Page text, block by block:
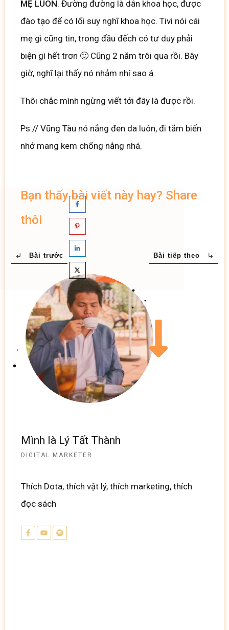
MẸ LUÔN. Đường đường là dân khoa học, được
đào tạo để có lối suy nghĩ khoa học. Tivi nói cái
mẹ gì cũng tin, trong đầu đếch có tư duy phải
biện gì hết trơn 🙂 Cũng 2 năm trôi qua rồi. Bây
giờ, nghĩ lại thấy nó nhảm nhí sao á.
Thôi chắc mình ngừng viết tới đây là được rồi.
Ps:// Vũng Tàu nó nắng đen da luôn, đi tắm biển
nhớ mang kem chống nắng nhá.
Bạn thấy bài viết này hay? Share
thôi
Bài trước Bài tiếp theo
Mình là Lý Tất Thành
DIGITAL MARKETER
Thích Dota, thích vật lý, thích marketing, thích
đọc sách